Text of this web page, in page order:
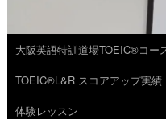
コ
ン
テ
大阪英語特訓道場TOEIC®コー
TOEIC®L&R スコアアップ実績
体験レッスン